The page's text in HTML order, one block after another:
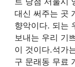
대신 써주는 곳
향악이다. 되는
보내는 우리 기
이 것이다.석가
구 문래동 무료